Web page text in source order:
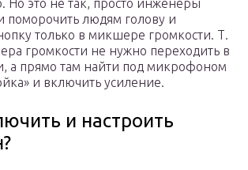
Но это не так, просто инженеры
поморочить людям голову и
только в микшере громкости. Т.
громкости не нужно переходить в
а прямо там найти под микрофоном
и включить усиление.
и настроить